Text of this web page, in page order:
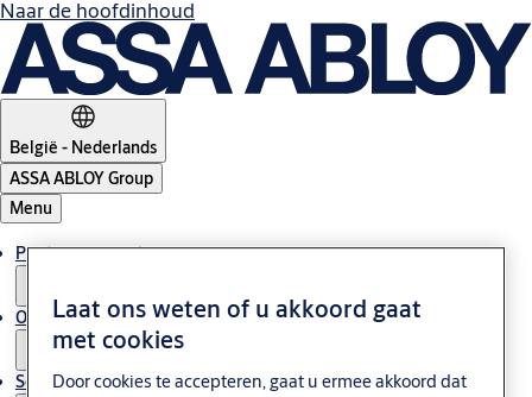
Naar de hoofdinhoud
België - Nederlands
ASSA ABLOY Group
Menu
Producten en oplossingen
Over ons
Service
Laat ons weten of u akkoord gaat
met cookies
Door cookies te accepteren, gaat u ermee akkoord dat